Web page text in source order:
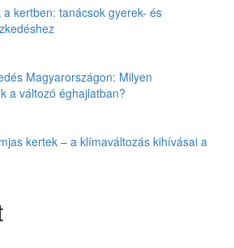
kertben: tanácsok gyerek- és
Magyarországon: Milyen
a változó éghajlatban?
kertek – a klímaváltozás kihívásai a